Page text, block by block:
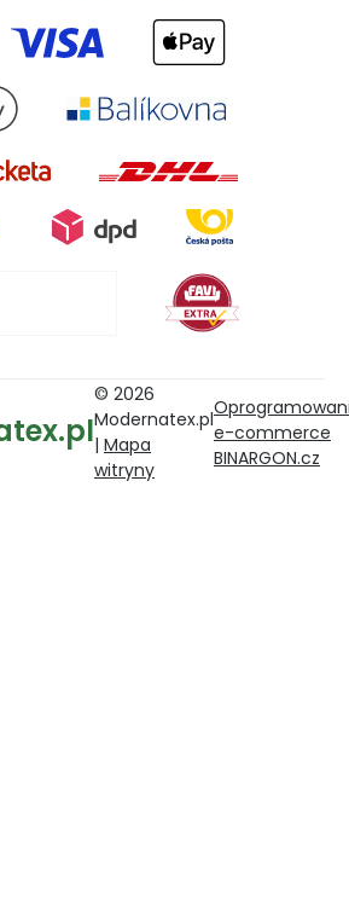
© 2026
Modernatex.pl
| Mapa
witryny
e-commerce
BINARGON.cz